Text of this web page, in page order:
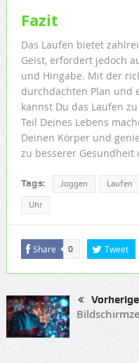
Fazit
Das Laufen bietet
Geist, erfordert jedoch
und Hingabe. Mit der
durchdachten Plan und
kannst Du das Laufen
Teil Deines Lebens
Deinen Körper und
zu besserer Gesundheit
Tags: Joggen Laufen
Uhr
Share 0 Tweet